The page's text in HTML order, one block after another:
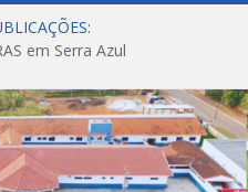
em Serra Azul